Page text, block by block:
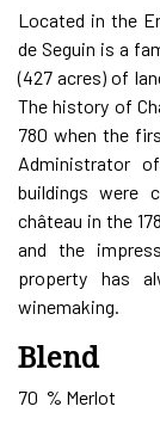
Located in the
de Seguin is a
(427 acres) of
The history of
780 when the
Administrator
buildings were
château in the
and the
property has
winemaking.
Blend
70 % Merlot